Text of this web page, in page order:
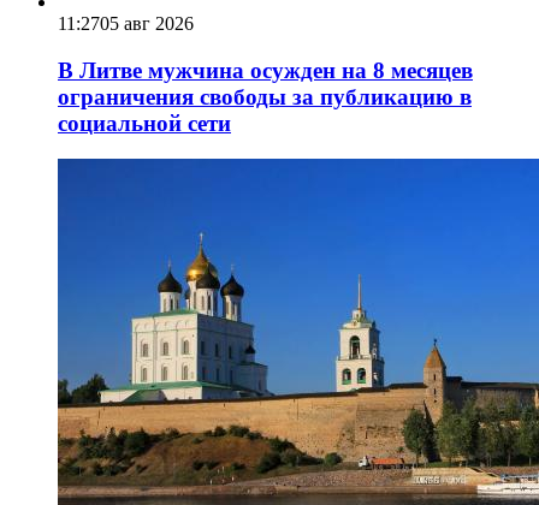
11:2705 авг 2026
В Литве мужчина осужден на 8 месяцев
ограничения свободы за публикацию в
социальной сети